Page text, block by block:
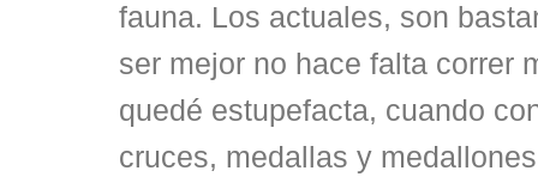
fauna. Los actuales, son
ser mejor no hace falta correr
quedé estupefacta, cuando
cruces, medallas y